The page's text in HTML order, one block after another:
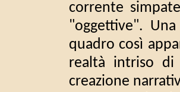
corrente
"oggettive".
quadro così
realtà intriso di
creazione